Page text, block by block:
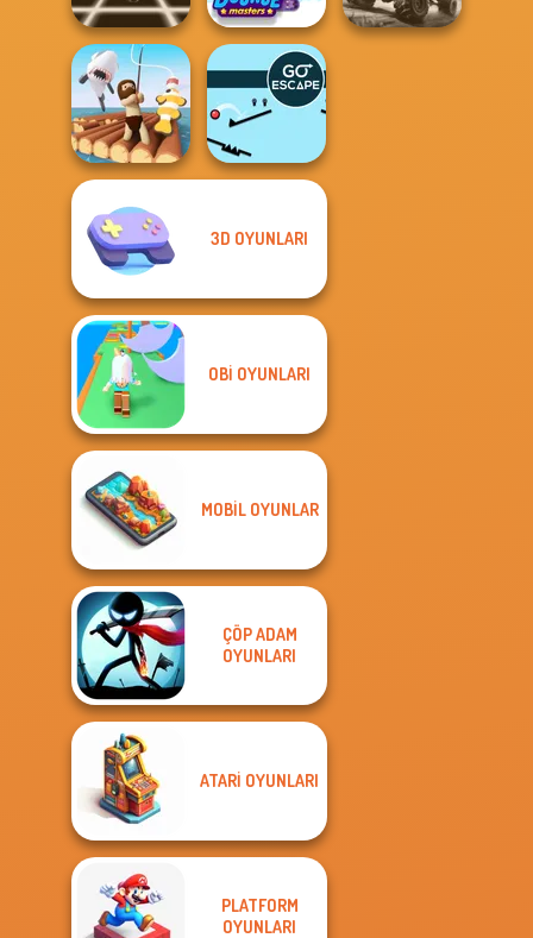
Ball Surfer 3D Bouncemasters
Raft Life
3D OYUNLARI
OBI OYUNLARI
MOBIL OYUNLAR
ÇÖP ADAM
OYUNLARI
ATARI OYUNLARI
PLATFORM
OYUNLARI